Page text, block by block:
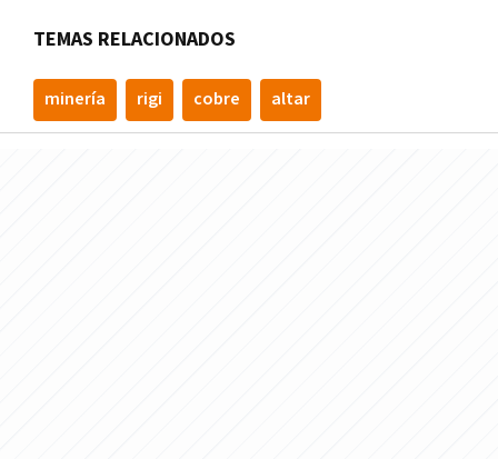
TEMAS RELACIONADOS
minería rigi cobre altar